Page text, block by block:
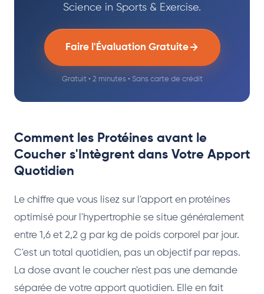
Science in Sports & Exercise.
Faire l'Évaluation Gratuite
Gratuit • 2 minutes • Sans carte de crédit
Comment les Protéines avant le
Coucher s'Intègrent dans Votre Apport
Quotidien
Le chiffre que vous lisez sur l'apport en protéines
optimisé pour l'hypertrophie se situe généralement
entre 1,6 et 2,2 g par kg de poids corporel par jour.
C'est un total quotidien, pas un objectif par repas.
La dose avant le coucher n'est pas une demande
séparée de votre apport quotidien. Elle en fait